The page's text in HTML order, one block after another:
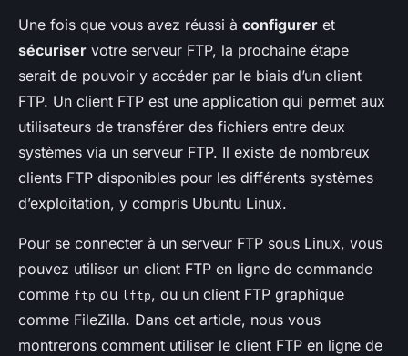
Une fois que vous avez réussi à configurer et
sécuriser votre serveur FTP, la prochaine étape
serait de pouvoir y accéder par le biais d’un client
FTP. Un client FTP est une application qui permet aux
utilisateurs de transférer des fichiers entre deux
systèmes via un serveur FTP. Il existe de nombreux
clients FTP disponibles pour les différents systèmes
d’exploitation, y compris Ubuntu Linux.
Pour se connecter à un serveur FTP sous Linux, vous
pouvez utiliser un client FTP en ligne de commande
comme ftp ou lftp, ou un client FTP graphique
comme FileZilla. Dans cet article, nous vous
montrerons comment utiliser le client FTP en ligne de